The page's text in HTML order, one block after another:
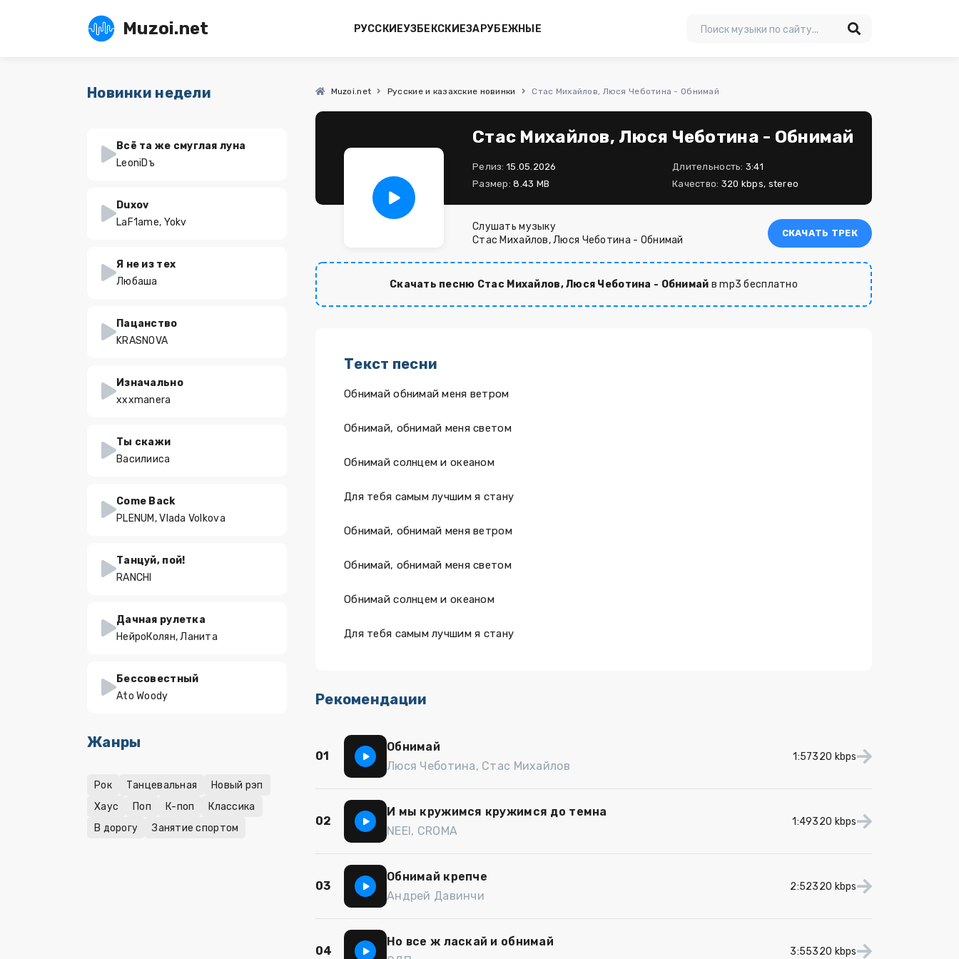
Muzoi.net РУССКИЕУЗБЕКСКИЕЗАРУБЕЖНЫЕ
Muzoi.net Русские и казахские новинки Стас Михайлов, Люся Чеботина - Обнимай
Стас Михайлов, Люся Чеботина - Обнимай
Релиз: 15.05.2026 Длительность: 3:41
Размер: 8.43 MB Качество: 320 kbps, stereo
Слушать музыку
Стас Михайлов, Люся Чеботина - Обнимай
СКАЧАТЬ ТРЕК
Скачать песню Стас Михайлов, Люся Чеботина - Обнимай в mp3 бесплатно
Текст песни
Обнимай обнимай меня ветром
Обнимай, обнимай меня светом
Обнимай солнцем и океаном
Для тебя самым лучшим я стану
Обнимай, обнимай меня ветром
Обнимай, обнимай меня светом
Обнимай солнцем и океаном
Для тебя самым лучшим я стану
Рекомендации
01
Обнимай
Люся Чеботина, Стас Михайлов
1:57320 kbps
02
И мы кружимся кружимся до темна
NEEl, CROMA
1:49320 kbps
03
Обнимай крепче
Андрей Давинчи
2:52320 kbps
04
Но все ж ласкай и обнимай
3:55320 kbps
Новинки недели
Всё та же смуглая луна
LeoniDъ
Duxov
LaF1ame, Yokv
Я не из тех
Любаша
Пацанство
KRASNOVA
Изначально
xxxmanera
Ты скажи
Василииса
Come Back
PLENUM, Vlada Volkova
Танцуй, пой!
RANCHI
Дачная рулетка
НейроКолян, Ланита
Бессовестный
Ato Woody
Жанры
Рок Танцевальная
Новый рэп
Хаус
Поп К-поп
Классика
В дорогу
Занятие спортом